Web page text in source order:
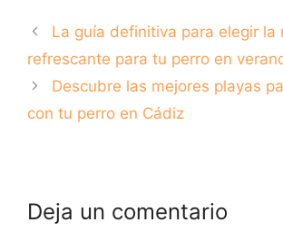
diviértete junto a
tu mascota
mejor amigo.
La guía definitiva para elegir la
refrescante para tu perro en
Descubre las mejores playas
con tu perro en Cádiz
Deja un comentario